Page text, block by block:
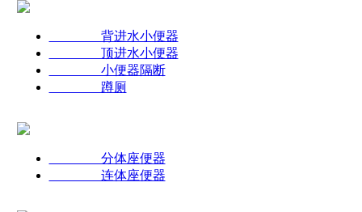
背进水小便器
顶进水小便器
小便器隔断
蹲厕
分体座便器
连体座便器